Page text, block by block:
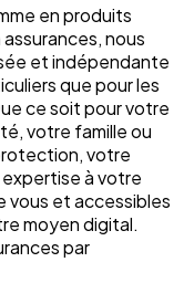
en produits
nous
et indépendante
que pour les
ce soit pour votre
votre famille ou
votre
à votre
vous et accessibles
moyen digital.
par